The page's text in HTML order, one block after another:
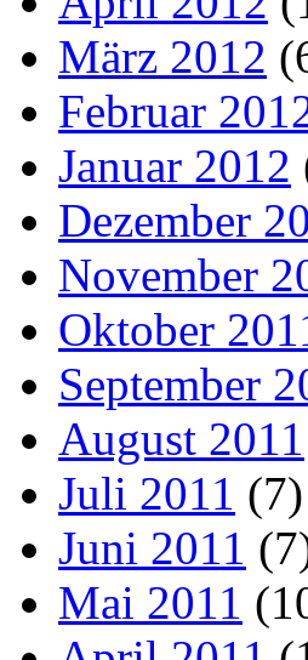
März 2012
Februar
Januar 2012
Dezember
November
Oktober
September
August 2011
Juli 2011 (7)
Juni 2011
Mai 2011